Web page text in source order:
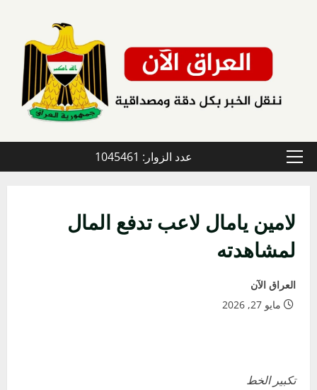
القائمة
عدد الزوار: 1045461
لامين يامال لاعب تدفع المال
لمشاهدته
العراق الآن
مايو 27, 2026
تكبير الخط